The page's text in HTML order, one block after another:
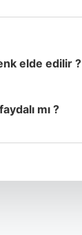
elde edilir ?
mı ?